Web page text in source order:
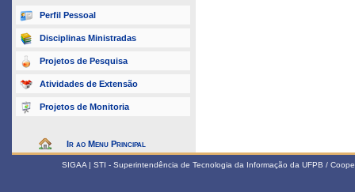
Perfil Pessoal
Disciplinas Ministradas
Projetos de Pesquisa
Atividades de Extensão
Projetos de Monitoria
Ir ao Menu Principal
SIGAA | STI - Superintendência de Tecnologia da Informação da UFPB /